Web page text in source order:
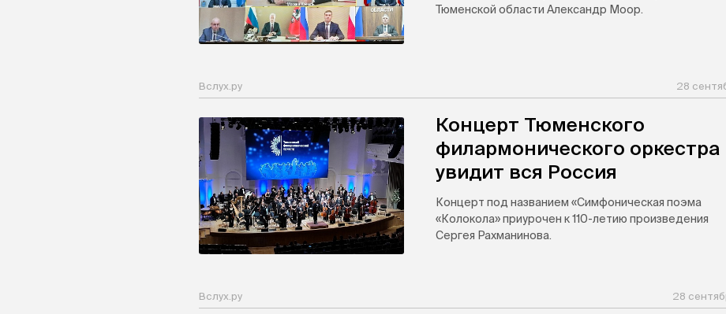
Тюменской области Александр Моор.
Вслух.ру 28
Концерт Тюменского
филармонического оркестра
увидит вся Россия
Концерт под названием «Симфоническая поэма
«Колокола» приурочен к 110-летию произведения
Сергея Рахманинова.
Вслух.ру 28